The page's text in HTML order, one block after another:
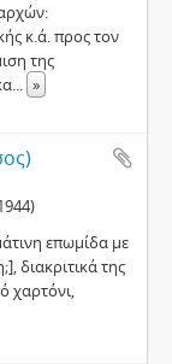
κ.ά. προς τον
της
... »
επωμίδα με
διακριτικά της
χαρτόνι,